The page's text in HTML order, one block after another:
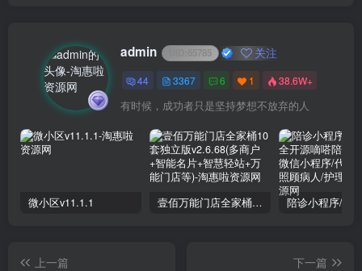
admin 65785 关注
44 3367 6 1 38.6W+
有时候，成功者只是坚持梦想不放弃的人
微小区v11.1.1 壹佰万能门店全家桶10套独立版v2.6.68(​多商户+智能名片+智慧轻站+万能门店等)
上一篇
下一篇